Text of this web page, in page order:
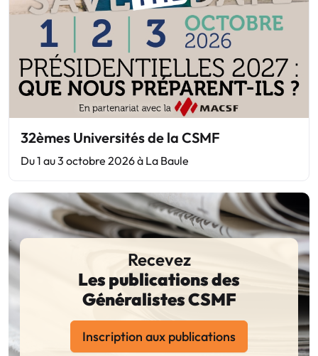
32èmes Universités de la CSMF
Du 1 au 3 octobre 2026 à La Baule
Recevez
Les publications des
Généralistes CSMF
Inscription aux publications